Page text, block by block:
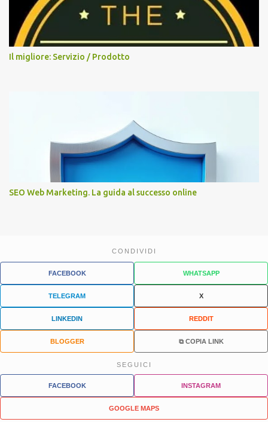
Il migliore: Servizio / Prodotto
SEO Web Marketing. La guida al successo online
CONDIVIDI
FACEBOOK WHATSAPP
TELEGRAM X
LINKEDIN REDDIT
BLOGGER ⧉ COPIA LINK
SEGUICI
FACEBOOK INSTAGRAM
GOOGLE MAPS